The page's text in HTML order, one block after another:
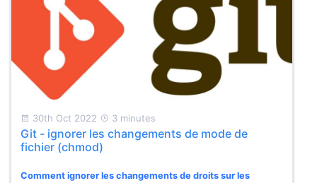
30th Oct 2022 3 minutes
Git - ignorer les changements de mode de
fichier (chmod)
Comment ignorer les changements de droits sur les